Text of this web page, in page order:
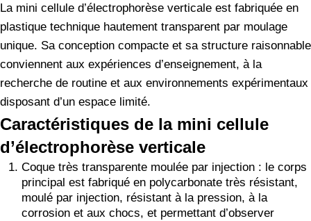
La mini cellule d’électrophorèse verticale est fabriquée en
plastique technique hautement transparent par moulage
unique. Sa conception compacte et sa structure raisonnable
conviennent aux expériences d’enseignement, à la
recherche de routine et aux environnements expérimentaux
disposant d’un espace limité.
Caractéristiques de la mini cellule
d’électrophorèse verticale
Coque très transparente moulée par injection : le corps
principal est fabriqué en polycarbonate très résistant,
moulé par injection, résistant à la pression, à la
corrosion et aux chocs, et permettant d’observer